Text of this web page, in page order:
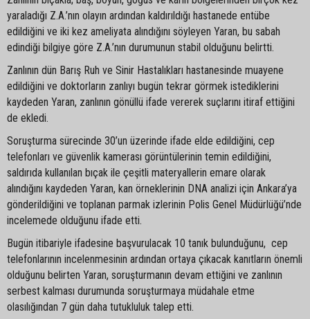
yaraladığı Z.A.’nın olayın ardından kaldırıldığı hastanede entübe
edildiğini ve iki kez ameliyata alındığını söyleyen Yaran, bu sabah
edindiği bilgiye göre Z.A.’nın durumunun stabil olduğunu belirtti.
Zanlının dün Barış Ruh ve Sinir Hastalıkları hastanesinde muayene
edildiğini ve doktorların zanlıyı bugün tekrar görmek istediklerini
kaydeden Yaran, zanlının gönüllü ifade vererek suçlarını itiraf ettiğini
de ekledi.
Soruşturma sürecinde 30’un üzerinde ifade elde edildiğini, cep
telefonları ve güvenlik kamerası görüntülerinin temin edildiğini,
saldırıda kullanılan bıçak ile çeşitli materyallerin emare olarak
alındığını kaydeden Yaran, kan örneklerinin DNA analizi için Ankara’ya
gönderildiğini ve toplanan parmak izlerinin Polis Genel Müdürlüğü’nde
incelemede olduğunu ifade etti.
Bugün itibariyle ifadesine başvurulacak 10 tanık bulunduğunu, cep
telefonlarının incelenmesinin ardından ortaya çıkacak kanıtların önemli
olduğunu belirten Yaran, soruşturmanın devam ettiğini ve zanlının
serbest kalması durumunda soruşturmaya müdahale etme
olasılığından 7 gün daha tutukluluk talep etti.